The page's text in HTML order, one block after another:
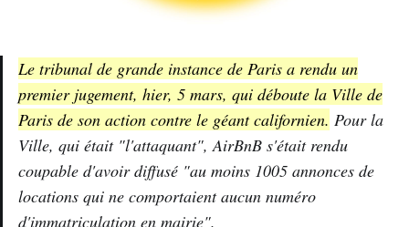
Le tribunal de grande instance de Paris a rendu un
premier jugement, hier, 5 mars, qui déboute la Ville de
Paris de son action contre le géant californien. Pour la
Ville, qui était "l'attaquant", AirBnB s'était rendu
coupable d'avoir diffusé "au moins 1005 annonces de
locations qui ne comportaient aucun numéro
d'immatriculation en mairie".